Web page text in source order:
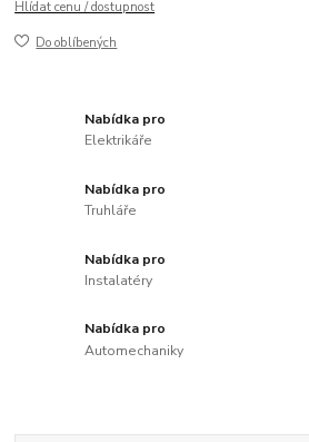
Hlídat cenu / dostupnost
Do oblíbených
Nabídka pro
Elektrikáře
Nabídka pro
Truhláře
Nabídka pro
Instalatéry
Nabídka pro
Automechaniky